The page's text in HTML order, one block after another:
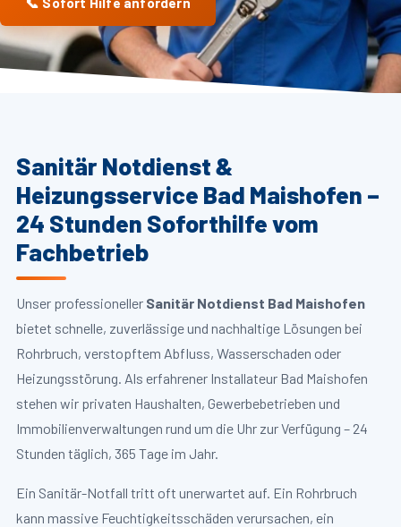
Sanitär Notdienst &
Heizungsservice Bad Maishofen –
24 Stunden Soforthilfe vom
Fachbetrieb
Unser professioneller Sanitär Notdienst Bad Maishofen
bietet schnelle, zuverlässige und nachhaltige Lösungen bei
Rohrbruch, verstopftem Abfluss, Wasserschaden oder
Heizungsstörung. Als erfahrener Installateur Bad Maishofen
stehen wir privaten Haushalten, Gewerbebetrieben und
Immobilienverwaltungen rund um die Uhr zur Verfügung – 24
Stunden täglich, 365 Tage im Jahr.
Ein Sanitär-Notfall tritt oft unerwartet auf. Ein Rohrbruch
kann massive Feuchtigkeitsschäden verursachen, ein